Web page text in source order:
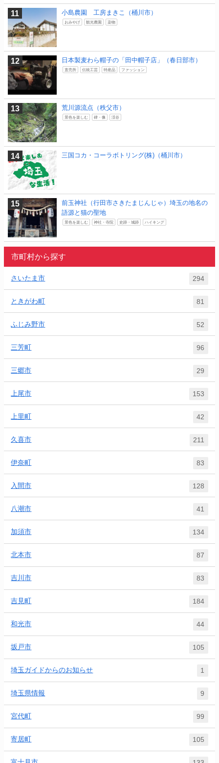
小島農園 工房まきこ（桶川市）
おみやげ 観光農園 染物
日本製麦わら帽子の「田中帽子店」（春日部市）
直売所 伝統工芸 特産品 ファッション
荒川源流点（秩父市）
景色を楽しむ 碑・像 渓谷
三国コカ・コーラボトリング(株)（桶川市）
前玉神社（行田市さきたまじんじゃ）埼玉の地名の
語源と猫の聖地
景色を楽しむ 神社・寺院 史跡・城跡 ハイキング
市町村から探す
さいたま市 294
ときがわ町 81
ふじみ野市 52
三芳町 96
三郷市 29
上尾市 153
上里町 42
久喜市 211
伊奈町 83
入間市 128
八潮市 41
加須市 134
北本市 87
吉川市 83
吉見町 184
和光市 44
坂戸市 105
埼玉ガイドからのお知らせ 1
埼玉県情報 9
宮代町 99
寄居町 105